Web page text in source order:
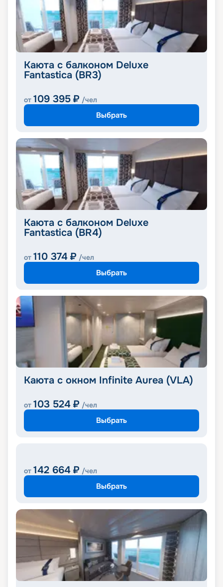
Каюта с балконом Deluxe
Fantastica (BR3)
от 109 395 ₽ /чел
Выбрать
Каюта с балконом Deluxe
Fantastica (BR4)
от 110 374 ₽ /чел
Выбрать
Каюта с окном Infinite Aurea (VLA)
от 103 524 ₽ /чел
Выбрать
от 142 664 ₽ /чел
Выбрать